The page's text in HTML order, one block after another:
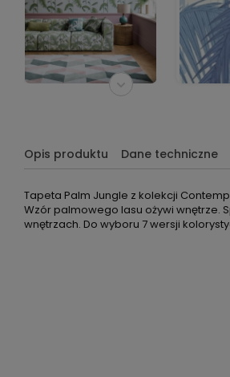
Opis produktu Dane techniczne
Tapeta Palm Jungle z kolekcji
Wzór palmowego lasu ożywi wnętrze.
wnętrzach. Do wyboru 7 wersji